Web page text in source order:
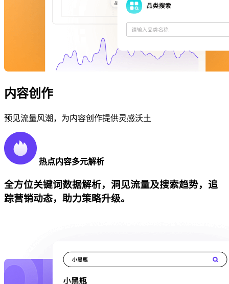
内容创作
预见流量风潮，为内容创作提供灵感沃土
热点内容多元解析
全方位关键词数据解析，洞见流量及搜索趋势，追
踪营销动态，助力策略升级。